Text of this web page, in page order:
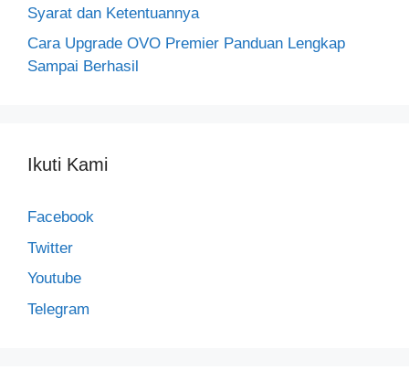
Syarat dan Ketentuannya
Cara Upgrade OVO Premier Panduan Lengkap
Sampai Berhasil
Ikuti Kami
Facebook
Twitter
Youtube
Telegram